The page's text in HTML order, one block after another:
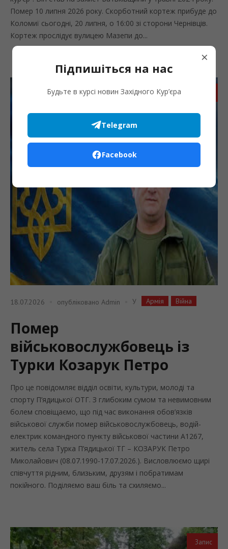
Помер 10 липня 2026 року. Скорботний кортеж прибуде до
Коломиї сьогодні, 20 липня, о 16:00 зі сторони Чернівців.
Кортеж прослідує вулицею Мазепи до...
18.07.2026 опубліковано Admin У Армія Війна
Помер
військовослужбовець із
Турки Козарук Петро
Про це повідомляє відділ освіти, культури, молоді та
спорту П’ядицької ОТГ. З глибоким сумом та невимовним
болем сповіщаємо, що під час виконання обов’язків
військової служби помер військовослужбовець, водій-
електрик командного пункту військової частини А1267,
житель села Турка П’ядицької ТГ – КОЗАРУК Петро
Миколайович (08.07.1990-17.07.2026.). Висловлюємо щирі
співчуття рідним, близьким, друзям і побратимам
покійного. Поділяємо ваш біль та схиляємо...
Запис
×
Підпишіться на нас
Будьте в курсі новин Західного Кур’єра
Telegram
Facebook